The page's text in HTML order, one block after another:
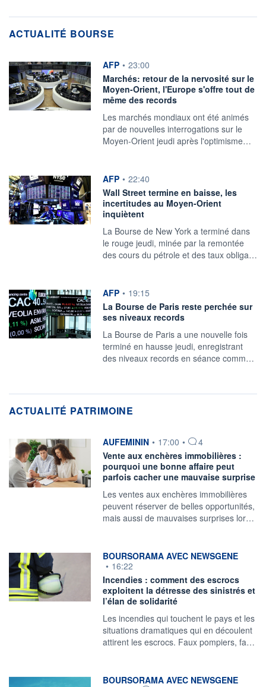
ACTUALITÉ BOURSE
information fournie par
AFP • 23:00
Marchés: retour de la nervosité sur le
Moyen-Orient, l'Europe s'offre tout de
même des records
Les marchés mondiaux ont été animés
par de nouvelles interrogations sur le
Moyen-Orient jeudi après l'optimisme…
information fournie par
AFP • 22:40
Wall Street termine en baisse, les
incertitudes au Moyen-Orient
inquiètent
La Bourse de New York a terminé dans
le rouge jeudi, minée par la remontée
des cours du pétrole et des taux obliga…
information fournie par
AFP • 19:15
La Bourse de Paris reste perchée sur
ses niveaux records
La Bourse de Paris a une nouvelle fois
terminé en hausse jeudi, enregistrant
des niveaux records en séance comm…
ACTUALITÉ PATRIMOINE
information fournie par
AUFEMININ • 17:00 •
4
Vente aux enchères immobilières :
pourquoi une bonne affaire peut
parfois cacher une mauvaise surprise
Les ventes aux enchères immobilières
peuvent réserver de belles opportunités,
mais aussi de mauvaises surprises lor…
information fournie par
BOURSORAMA AVEC NEWSGENE
• 16:22
Incendies : comment des escrocs
exploitent la détresse des sinistrés et
l’élan de solidarité
Les incendies qui touchent le pays et les
situations dramatiques qui en découlent
attirent les escrocs. Faux pompiers, fa…
information fournie par
BOURSORAMA AVEC NEWSGENE